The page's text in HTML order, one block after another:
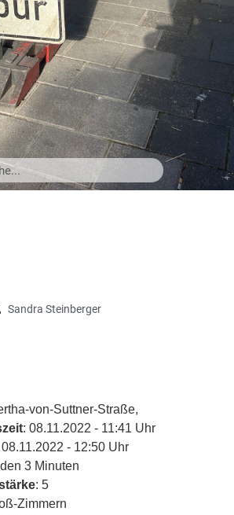
Sandra Steinberger
von-Suttner-Straße,
: 08.11.2022 - 11:41 Uhr
08.11.2022 - 12:50 Uhr
3 Minuten
: 5
Zimmern